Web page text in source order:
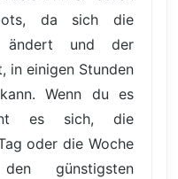
da sich die
ändert und der
in einigen Stunden
Wenn du es
es sich, die
oder die Woche
günstigsten